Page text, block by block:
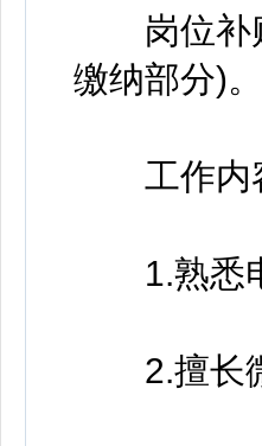
岗位补贴
缴纳部分)。
工作内
1.熟悉电
2.擅长微